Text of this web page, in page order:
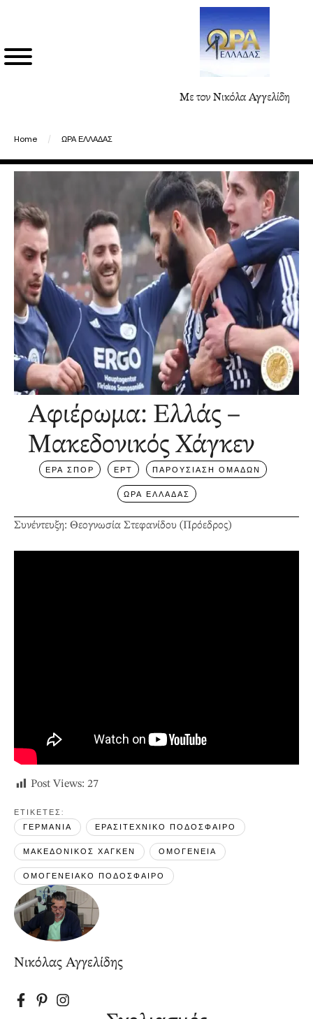
Με τον Νικόλα Αγγελίδη
Home / ΩΡΑ ΕΛΛΑΔΑΣ
Αφιέρωμα: Ελλάς –
Μακεδονικός Χάγκεν
ΕΡΑ ΣΠΟΡ ΕΡΤ ΠΑΡΟΥΣΙΑΣΗ ΟΜΑΔΩΝ
ΩΡΑ ΕΛΛΑΔΑΣ
Συνέντευξη: Θεογνωσία Στεφανίδου (Πρόεδρος)
Post Views: 27
ΕΤΙΚΕΤΕΣ:
ΓΕΡΜΑΝΙΑ
ΕΡΑΣΙΤΕΧΝΙΚΟ ΠΟΔΟΣΦΑΙΡΟ
ΜΑΚΕΔΟΝΙΚΟΣ ΧΑΓΚΕΝ ΟΜΟΓΕΝΕΙΑ
ΟΜΟΓΕΝΕΙΑΚΟ ΠΟΔΟΣΦΑΙΡΟ
Νικόλας Αγγελίδης